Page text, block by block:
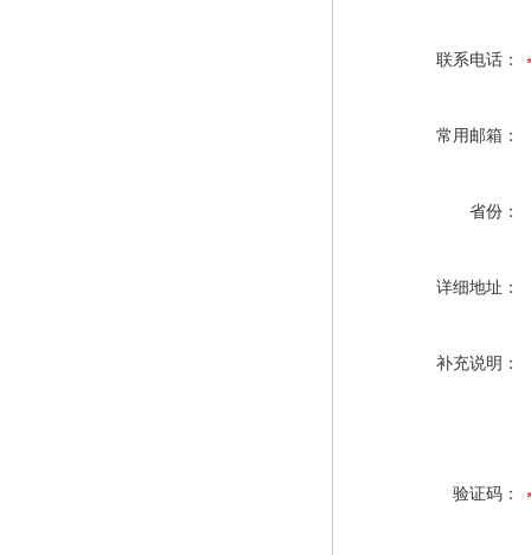
联系电话：
常用邮箱：
省份：
详细地址：
补充说明：
验证码：